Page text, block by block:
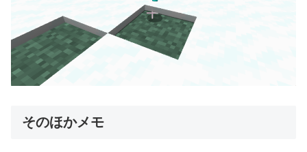
そのほかメモ